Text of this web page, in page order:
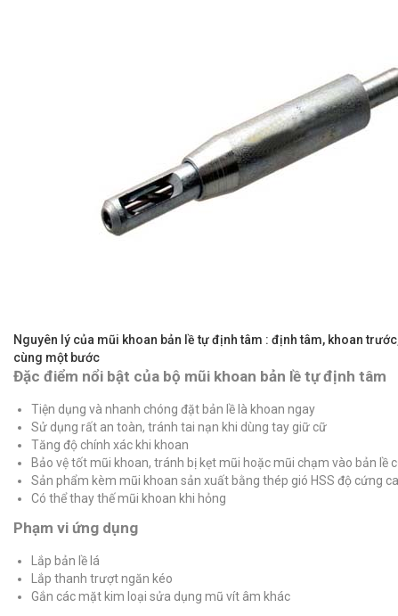
Nguyên lý của mũi khoan bản lề tự định tâm : định tâm, khoan
cùng một bước
Đặc điểm nổi bật của bộ mũi khoan bản lề tự định tâm
Tiện dụng và nhanh chóng đặt bản lề là khoan ngay
Sử dụng rất an toàn, tránh tai nạn khi dùng tay giữ cữ
Tăng độ chính xác khi khoan
Bảo vệ tốt mũi khoan, tránh bị kẹt mũi hoặc mũi chạm vào bản lề
Sản phẩm kèm mũi khoan sản xuất bằng thép gió HSS độ cứng
Có thể thay thế mũi khoan khi hỏng
Phạm vi ứng dụng
Lắp bản lề lá
Lắp thanh trượt ngăn kéo
Gắn các mặt kim loại sửa dụng mũ vít âm khác